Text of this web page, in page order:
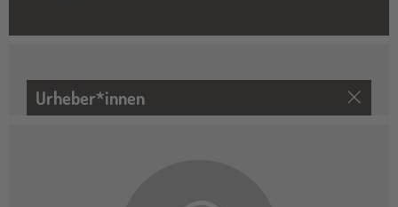
Urheber*innen